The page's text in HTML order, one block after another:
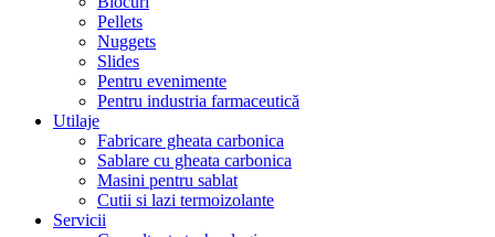
Pellets
Nuggets
Slides
Pentru evenimente
Pentru industria farmaceutică
Utilaje
Fabricare gheata carbonica
Sablare cu gheata carbonica
Masini pentru sablat
Cutii si lazi termoizolante
Servicii